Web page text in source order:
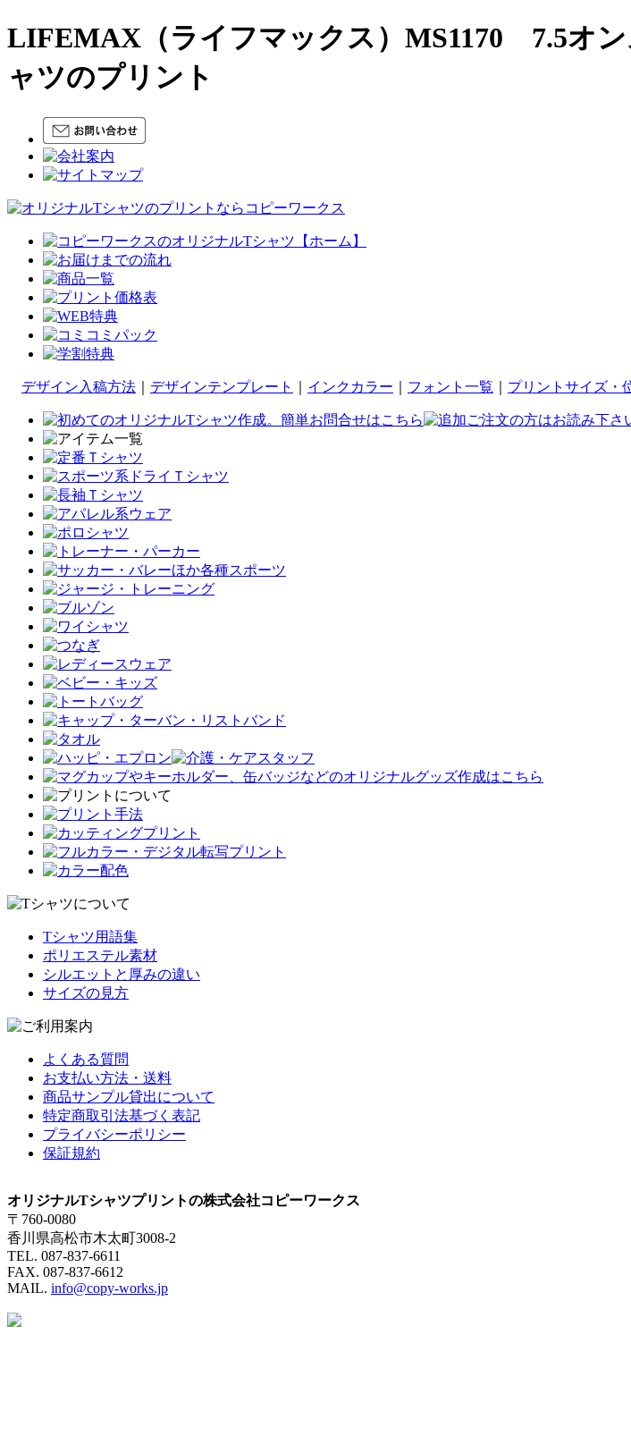
LIFEMAX（ライフマックス）MS1170 7.5オ
ャツのプリント
デザイン入稿方法 デザインテンプレート インクカラー フォント一覧 プリントサイズ・
Tシャツ用語集
ポリエステル素材
シルエットと厚みの違い
サイズの見方
よくある質問
お支払い方法・送料
商品サンプル貸出について
特定商取引法基づく表記
プライバシーポリシー
保証規約
オリジナルTシャツプリントの株式会社コピーワークス
〒760-0080
香川県高松市木太町3008-2
TEL. 087-837-6611
FAX. 087-837-6612
MAIL. info@copy-works.jp